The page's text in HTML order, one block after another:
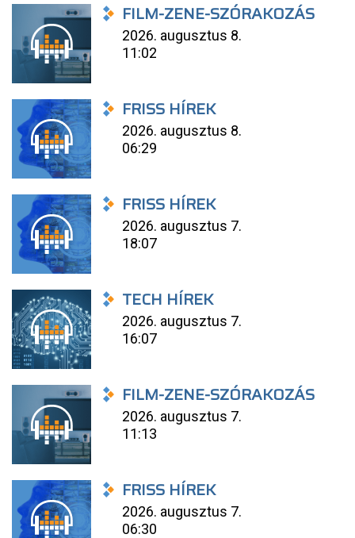
FILM-ZENE-SZÓRAKOZÁS
2026. augusztus 8.
11:02
FRISS HÍREK
2026. augusztus 8.
06:29
FRISS HÍREK
2026. augusztus 7.
18:07
TECH HÍREK
2026. augusztus 7.
16:07
FILM-ZENE-SZÓRAKOZÁS
2026. augusztus 7.
11:13
FRISS HÍREK
2026. augusztus 7.
06:30